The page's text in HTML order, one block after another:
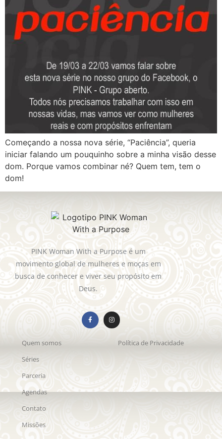
Começando a nossa nova série, “Paciência”, queria
iniciar falando um pouquinho sobre a minha visão desse
dom. Porque vamos combinar né? Quem tem, tem o
dom!
PINK Woman With a Purpose é um
movimento global de mulheres e moças em
busca de conhecer e viver seu propósito em
Deus.
Quem somos
Séries
Parceria
Agendas
Contato
Missões
Política de Privacidade